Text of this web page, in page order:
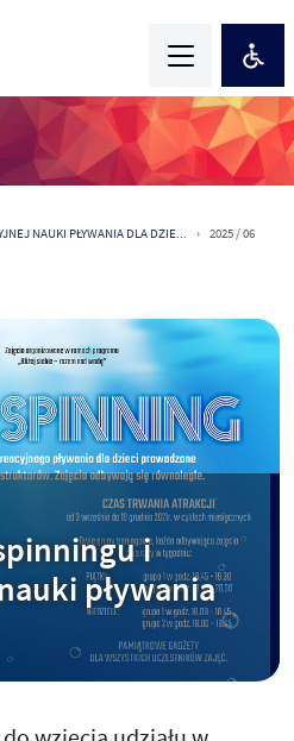
NAUKI PŁYWANIA DLA DZIE...
2025 / 06
i
pływania